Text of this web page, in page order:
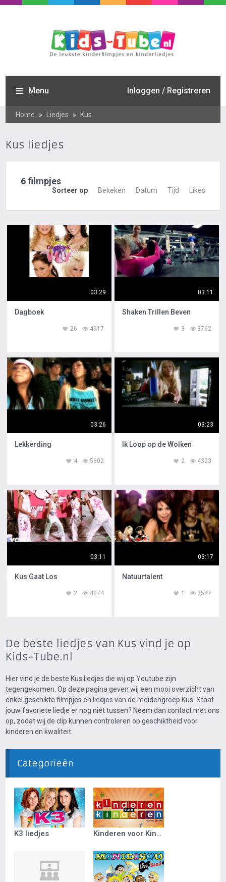
Menu Inloggen / Registreren
Home » Liedjes » Kus
Kus liedjes
6 filmpjes
Sorteer op Bekeken Datum Tijd Likes
03:29
Dagboek
4917
26
03:11
Shaken Trillen Beven
3762
3
03:26
Lekkerding
5602
4
03:23
Ik Loop op de Wolken
4323
2
03:11
Kus Gaat Los
4074
2
03:17
Natuurtalent
3587
1
De beste liedjes van Kus vind je op
Kids-Tube.nl
Hier vind je de beste Kus liedjes die wij op Youtube zijn
tegengekomen. Op deze pagina geven wij een mooi overzicht van
enkel geschikte filmpjes en liedjes van de meidengroep Kus. Staat
jouw favoriete liedje er nog niet tussen? Neem dan contact met ons
op, zodat wij de clip kunnen controleren op geschiktheid voor
kinderen en kwaliteit.
Categorieën
K3 liedjes Kinderen voor Kinderen